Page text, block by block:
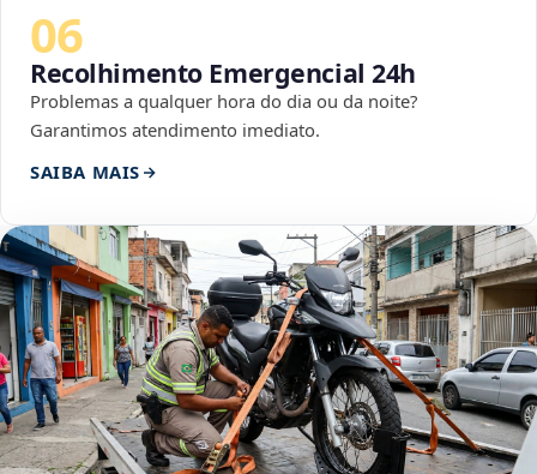
06
Recolhimento Emergencial 24h
Problemas a qualquer hora do dia ou da noite?
Garantimos atendimento imediato.
SAIBA MAIS